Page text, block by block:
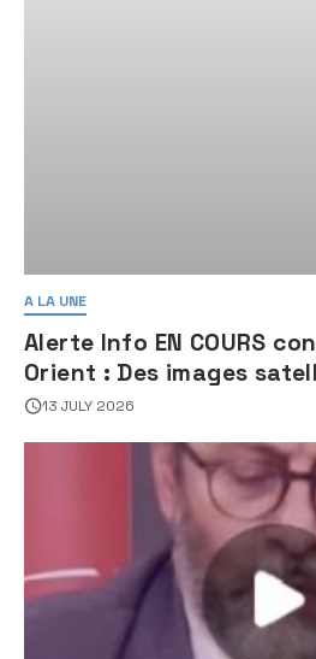
A LA UNE
Alerte Info EN COURS
Orient : Des images
une activité jugée «
13 JULY 2026